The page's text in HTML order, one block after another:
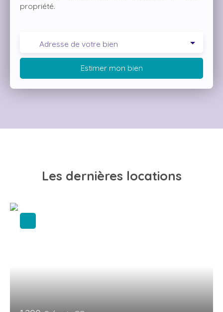
propriété.
Adresse de votre bien
Estimer mon bien
Les dernières locations